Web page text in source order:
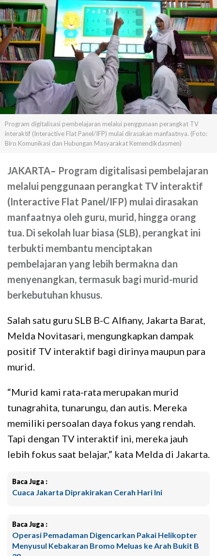
Program digitalisasi pembelajaran melalui penggunaan perangkat TV
interaktif (Interactive Flat Panel/IFP) mulai dirasakan manfaatnya. (Foto:
Biro Komunikasi dan Hubungan Masyarakat Kemendikdasmen)
JAKARTA– Program digitalisasi pembelajaran
melalui penggunaan perangkat TV interaktif
(Interactive Flat Panel/IFP) mulai dirasakan
manfaatnya oleh guru, murid, hingga orang
tua. Di sekolah luar biasa (SLB), perangkat ini
terbukti membantu menciptakan
pembelajaran yang lebih bermakna dan
menyenangkan, termasuk bagi murid-murid
berkebutuhan khusus.
Salah satu guru SLB B-C Alfiany, Jakarta Barat,
Melda Novitasari, mengungkapkan dampak
positif TV interaktif bagi dirinya maupun para
murid.
“Murid kami rata-rata merupakan murid
tunagrahita, tunarungu, dan autis. Mereka
memiliki persoalan daya fokus yang rendah.
Tapi dengan TV interaktif ini, mereka jauh
lebih fokus saat belajar,” kata Melda di Jakarta.
Baca Juga :
Cuaca Jakarta Diprakirakan Cerah Hari Ini
Baca Juga :
Operasi Pemadaman Digencarkan Pakai Helikopter
Menyusul Kebakaran Bromo Meluas ke Arah Bukit B